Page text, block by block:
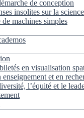
de conception
insolites sur la
machines simples
en visualisation
et en
l’équité et le